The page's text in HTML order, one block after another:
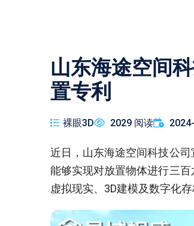
山东海途空间
置专利
裸眼3D 2029 阅读
近日，山东海途空间科技公
能够实现对放置物体进行三
虚拟现实、3D建模及数字化存